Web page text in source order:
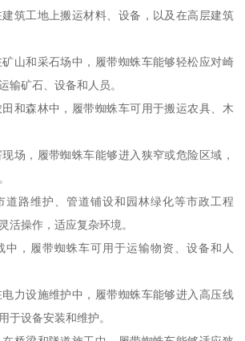
筑工地上搬运材料、设备，以及在高层建筑
山和采石场中，履带蜘蛛车能够轻松应对崎
输矿石、设备和人员。
和森林中，履带蜘蛛车可用于搬运农具、木
场，履带蜘蛛车能够进入狭窄或危险区域，
道路维护、管道铺设和园林绿化等市政工程
活操作，适应复杂环境。
中，履带蜘蛛车可用于运输物资、设备和人
力设施维护中，履带蜘蛛车能够进入高压线
于设备安装和维护。